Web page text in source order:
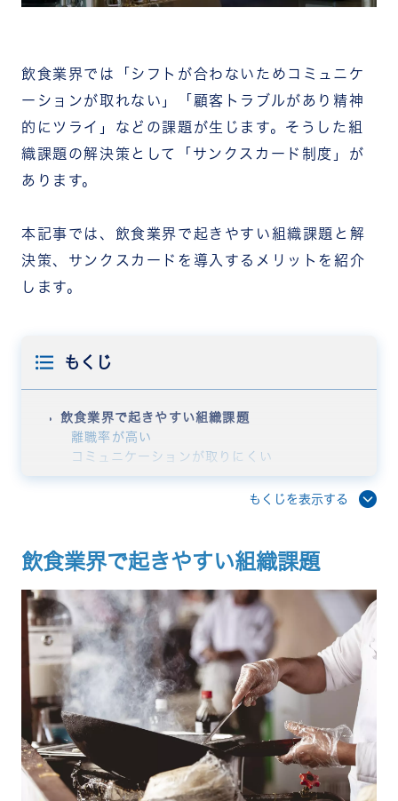
飲食業界では「シフトが合わないためコミュニケ
ーションが取れない」「顧客トラブルがあり精神
的にツライ」などの課題が生じます。そうした組
織課題の解決策として「サンクスカード制度」が
あります。
本記事では、飲食業界で起きやすい組織課題と解
決策、サンクスカードを導入するメリットを紹介
します。
もくじ
飲食業界で起きやすい組織課題
離職率が高い
コミュニケーションが取りにくい
クレームやトラブルによる精神的な負担が大きい
本部や経営層と現場の連携が取りにくい
食品安全のリスクがある
飲食業界の課題解決策
労働環境を見直す
採用の間口を広げる
研修制度やマニュアルを整備する
本部・経営層とのつながりを強める
モチベーション向上のための取組みを行なう
飲食業界におけるサンクスカードの導入メリット
スタッフのモチベーションを高める
チームワークを強化する
本部・経営層のビジョンを浸透できる
飲食業界の組織課題解決にはチームワークアプリ
もくじを表示する
飲食業界で起きやすい組織課題